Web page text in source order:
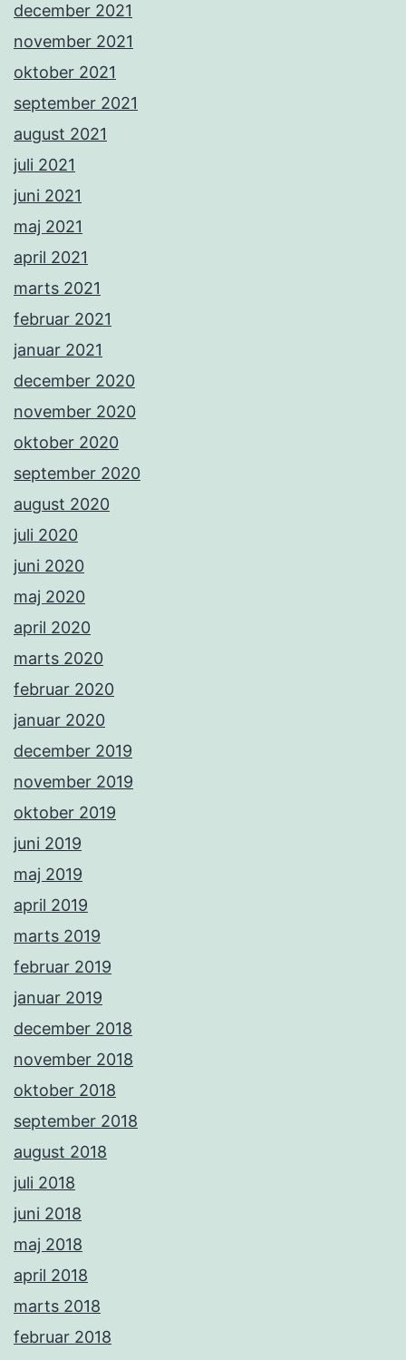
december 2021
november 2021
oktober 2021
september 2021
august 2021
juli 2021
juni 2021
maj 2021
april 2021
marts 2021
februar 2021
januar 2021
december 2020
november 2020
oktober 2020
september 2020
august 2020
juli 2020
juni 2020
maj 2020
april 2020
marts 2020
februar 2020
januar 2020
december 2019
november 2019
oktober 2019
juni 2019
maj 2019
april 2019
marts 2019
februar 2019
januar 2019
december 2018
november 2018
oktober 2018
september 2018
august 2018
juli 2018
juni 2018
maj 2018
april 2018
marts 2018
februar 2018